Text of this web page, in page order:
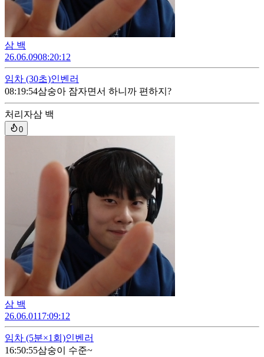
삼 백
26.06.0908:20:12
임차 (30초)인벤러
08:19:54삼숭아 잠자면서 하니까 편하지?
처리자삼 백
0
삼 백
26.06.0117:09:12
임차 (5분×1회)인벤러
16:50:55삼숭이 수준~